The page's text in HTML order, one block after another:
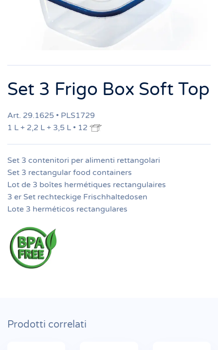
Set 3 Frigo Box Soft Top
Art. 29.1625 • PLS1729
1 L + 2,2 L + 3,5 L • 12
Set 3 contenitori per alimenti rettangolari
Set 3 rectangular food containers
Lot de 3 boîtes hermétiques rectangulaires
3 er Set rechteckige Frischhaltedosen
Lote 3 herméticos rectangulares
Prodotti correlati